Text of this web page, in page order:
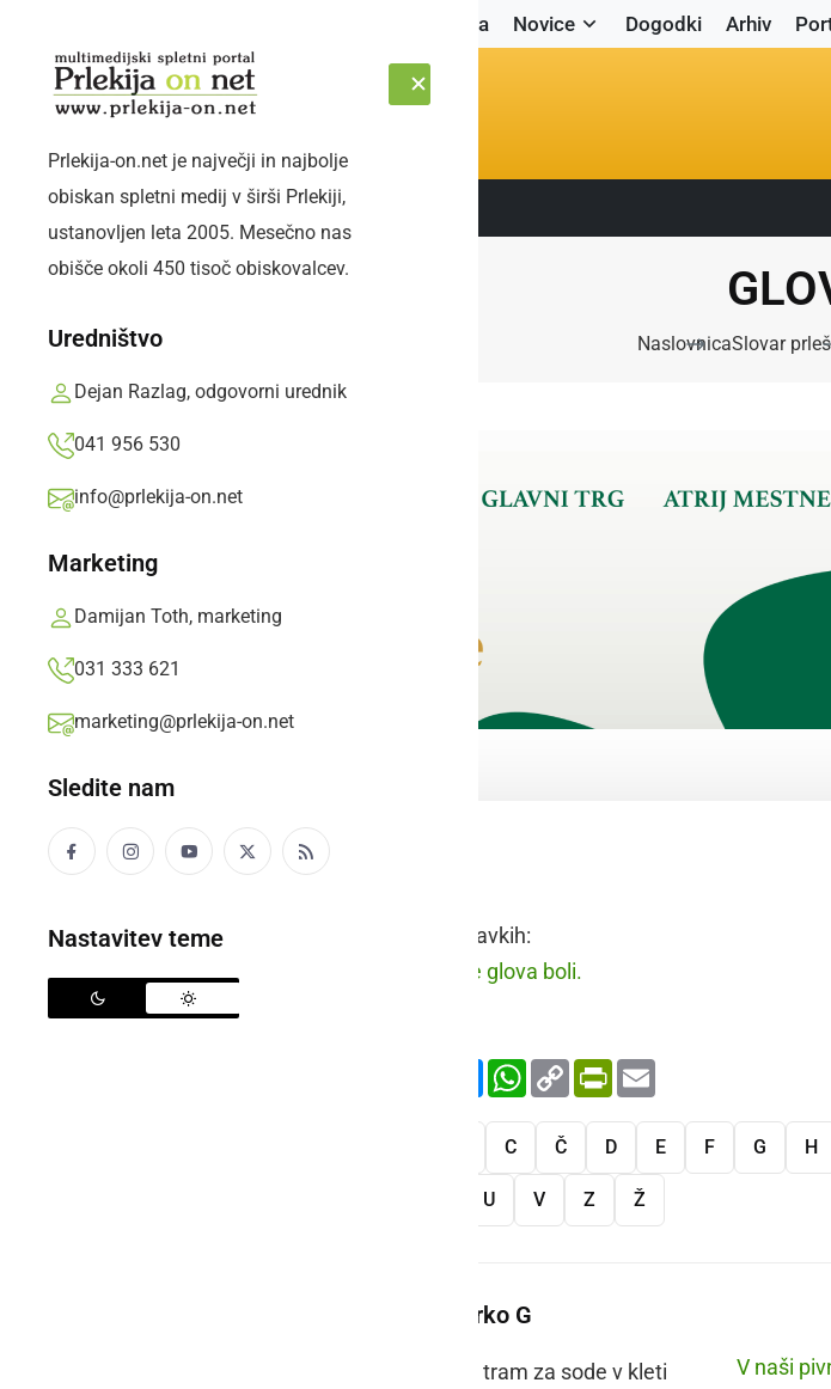
Naslovnica Novice Dogodki Arhiv
NEDELJA, 9. AVGUST 2026 Sledite nam:
Prlekija-on.net je največji in najbolje
obiskan spletni medij v širši Prlekiji,
ustanovljen leta 2005. Mesečno nas
obišče okoli 450 tisoč obiskovalcev.
Uredništvo
Dejan Razlag, odgovorni urednik
041 956 530
info@prlekija-on.net
Marketing
Damijan Toth, marketing
031 333 621
marketing@prlekija-on.net
Sledite nam
Nastavitev teme
NaslovnicaSlovar
glava
Raba besede v stavkih:
Že po me glova boli.
FacebookMessenger
WhatsApp
Copy
Link
PrintFriendly
C Č D E F G H
U V Z Ž
Več besed na črko G
tram za sode v kleti V naši